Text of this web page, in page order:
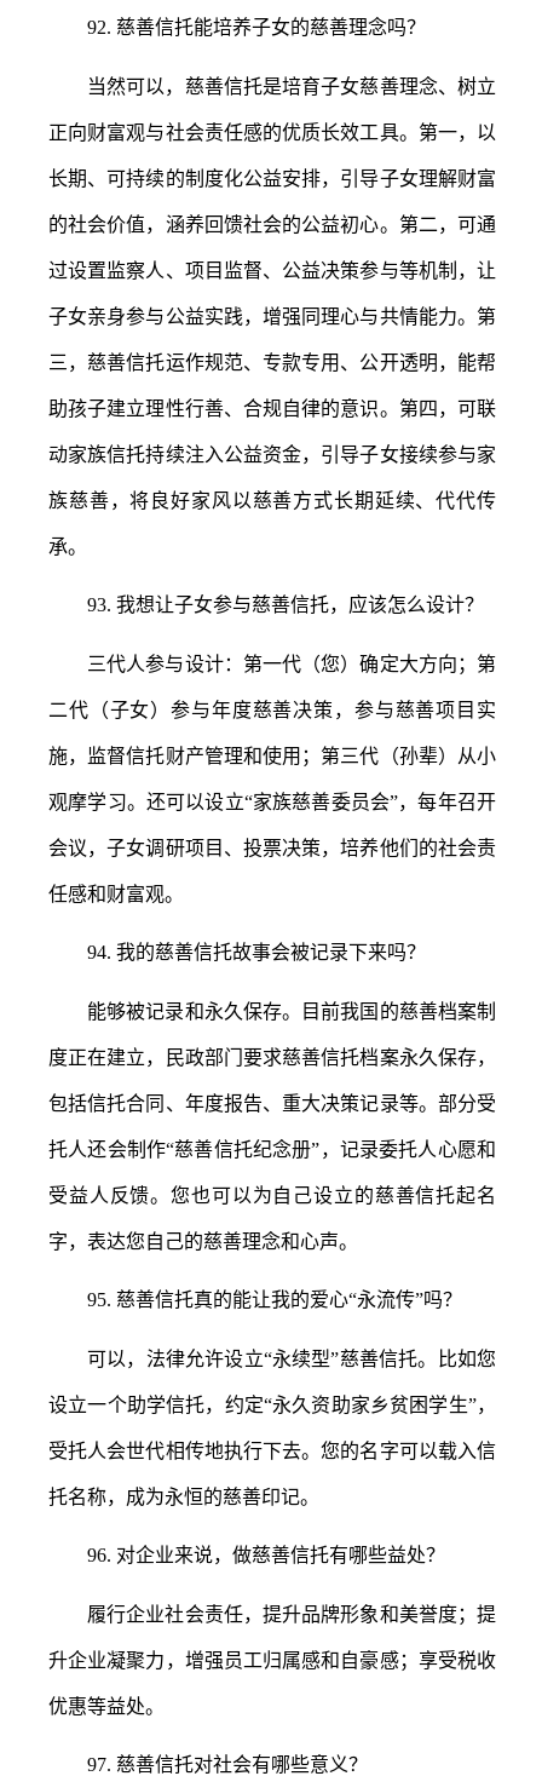
92. 慈善信托能培养子女的慈善理念吗？
当然可以，慈善信托是培育子女慈善理念、树立
正向财富观与社会责任感的优质长效工具。第一，以
长期、可持续的制度化公益安排，引导子女理解财富
的社会价值，涵养回馈社会的公益初心。第二，可通
过设置监察人、项目监督、公益决策参与等机制，让
子女亲身参与公益实践，增强同理心与共情能力。第
三，慈善信托运作规范、专款专用、公开透明，能帮
助孩子建立理性行善、合规自律的意识。第四，可联
动家族信托持续注入公益资金，引导子女接续参与家
族慈善，将良好家风以慈善方式长期延续、代代传
承。
93. 我想让子女参与慈善信托，应该怎么设计？
三代人参与设计：第一代（您）确定大方向；第
二代（子女）参与年度慈善决策，参与慈善项目实
施，监督信托财产管理和使用；第三代（孙辈）从小
观摩学习。还可以设立“家族慈善委员会”，每年召开
会议，子女调研项目、投票决策，培养他们的社会责
任感和财富观。
94. 我的慈善信托故事会被记录下来吗？
能够被记录和永久保存。目前我国的慈善档案制
度正在建立，民政部门要求慈善信托档案永久保存，
包括信托合同、年度报告、重大决策记录等。部分受
托人还会制作“慈善信托纪念册”，记录委托人心愿和
受益人反馈。您也可以为自己设立的慈善信托起名
字，表达您自己的慈善理念和心声。
95. 慈善信托真的能让我的爱心“永流传”吗？
可以，法律允许设立“永续型”慈善信托。比如您
设立一个助学信托，约定“永久资助家乡贫困学生”，
受托人会世代相传地执行下去。您的名字可以载入信
托名称，成为永恒的慈善印记。
96. 对企业来说，做慈善信托有哪些益处？
履行企业社会责任，提升品牌形象和美誉度；提
升企业凝聚力，增强员工归属感和自豪感；享受税收
优惠等益处。
97. 慈善信托对社会有哪些意义？